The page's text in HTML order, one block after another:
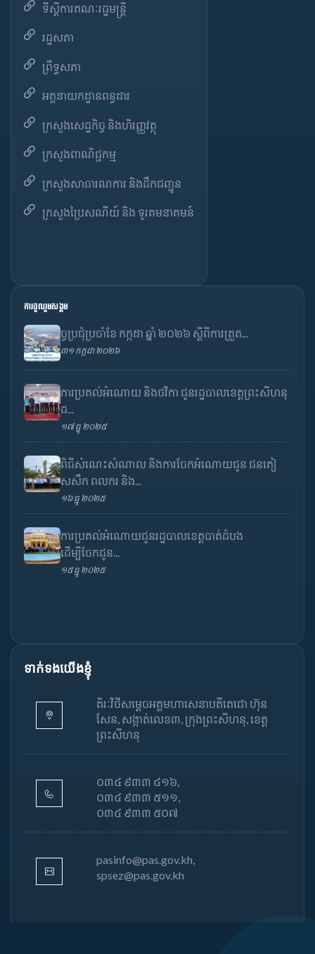
ទីស្តីការគណៈរដ្ឋមន្ត្រី
រដ្ឋសភា
ព្រឹទ្ធសភា
អគ្គនាយកដ្ឋានពន្ធដារ
ក្រសួងសេដ្ឋកិច្ច និងហិរញ្ញវត្ថុ
ក្រសួងពាណិជ្ជកម្ម
ក្រសួងសាធារណការ និងដឹកជញ្ជូន
ក្រសួងប្រៃសណីយ៍ និង ទូរគមនាគមន៍
ការចូលរួមសង្គម
ច្ចប្រជុំប្រចាំខែ កក្កដា ឆ្នាំ ២០២៦ ស្តីពីការត្រួត...
៣១ កក្កដា ២០២៦
ការប្រគល់អំណោយ និងថវិកា ជូនរដ្ឋបាលខេត្តព្រះសីហនុ
ដ...
១៧ ធ្នូ ២០២៥
ពិធីសំណេះសំណាល និងការចែកអំណោយជូន ជនភៀ
សសឹក ពលករ និង...
១៦ ធ្នូ ២០២៥
ការប្រគល់អំណោយជូនរដ្ឋបាលខេត្តបាត់ដំបង
ដើម្បីចែកជូន...
១៥ ធ្នូ ២០២៥
ទាក់ទងយើងខ្ញុំ
តិរៈវិថីសម្តេចអគ្គមហាសេនាបតីតេជោ ហ៊ុន
សែន, សង្កាត់លេខ៣, ក្រុងព្រះសីហនុ, ខេត្ត
ព្រះសីហនុ
០៣៤ ៩៣៣ ៤១៦,
០៣៤ ៩៣៣ ៥១១,
០៣៤ ៩៣៣ ៥០៧
pasinfo@pas.gov.kh,
spsez@pas.gov.kh